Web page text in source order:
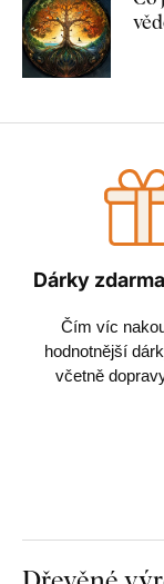
Dárky
Čím víc
hodnotnější
včetně